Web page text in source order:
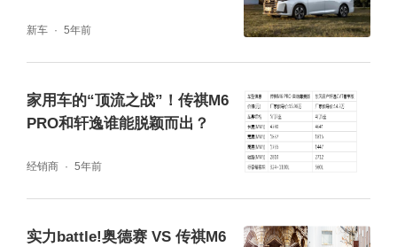
新车 5年前
家用车的“顶流之战”！传祺M6
PRO和轩逸谁能脱颖而出？
经销商 5年前
实力battle!奥德赛 VS 传祺M6